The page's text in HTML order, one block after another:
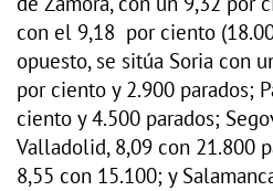
con el 9,18 por ciento
opuesto, se sitúa Soria con
por ciento y 2.900 parados;
ciento y 4.500 parados;
Valladolid, 8,09 con 21.800
8,55 con 15.100; y